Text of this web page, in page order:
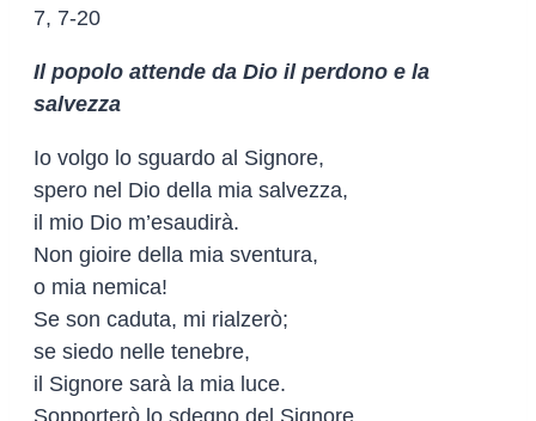
7, 7-20
Il popolo attende da Dio il perdono e la
salvezza
Io volgo lo sguardo al Signore,
spero nel Dio della mia salvezza,
il mio Dio m’esaudirà.
Non gioire della mia sventura,
o mia nemica!
Se son caduta, mi rialzerò;
se siedo nelle tenebre,
il Signore sarà la mia luce.
Sopporterò lo sdegno del Signore